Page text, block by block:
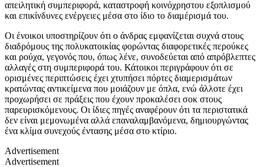
απειλητική συμπεριφορά, καταστροφή κοινόχρηστου εξοπλισμού
και επικίνδυνες ενέργειες μέσα στο ίδιο το διαμέρισμά του.
Οι ένοικοι υποστηρίζουν ότι ο άνδρας εμφανίζεται συχνά στους
διαδρόμους της πολυκατοικίας φορώντας διαφορετικές περούκες
και ρούχα, γεγονός που, όπως λένε, συνοδεύεται από απρόβλεπτες
αλλαγές στη συμπεριφορά του. Κάτοικοι περιγράφουν ότι σε
ορισμένες περιπτώσεις έχει χτυπήσει πόρτες διαμερισμάτων
κρατώντας αντικείμενα που μοιάζουν με όπλα, ενώ άλλοτε έχει
προχωρήσει σε πράξεις που έχουν προκαλέσει σοκ στους
παρευρισκόμενους. Οι ίδιες πηγές αναφέρουν ότι τα περιστατικά
δεν είναι μεμονωμένα αλλά επαναλαμβανόμενα, δημιουργώντας
ένα κλίμα συνεχούς έντασης μέσα στο κτίριο.
Advertisement
Advertisement